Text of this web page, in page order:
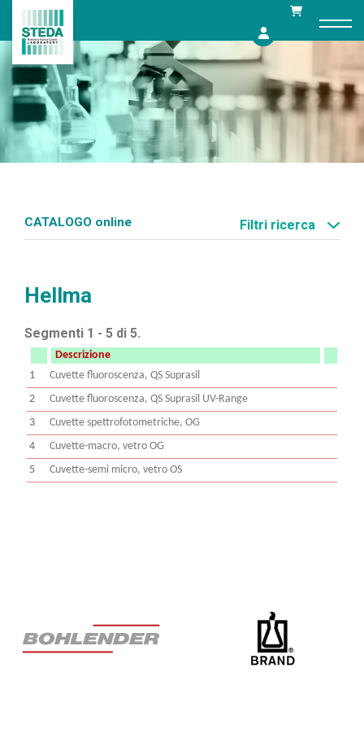
content
CATALOGO online Filtri ricerca
Hellma
Segmenti 1 - 5 di 5.
Descrizione
1
Cuvette fluoroscenza, QS Suprasil
2
Cuvette fluoroscenza, QS Suprasil UV-Range
3
Cuvette spettrofotometriche, OG
4
Cuvette-macro, vetro OG
5
Cuvette-semi micro, vetro OS